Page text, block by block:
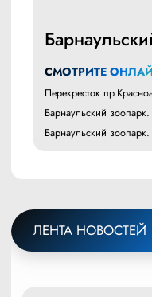
СМОТРИТЕ
Перекресток
Барнаульский
Барнаульский
ЛЕНТА НОВОСТЕЙ